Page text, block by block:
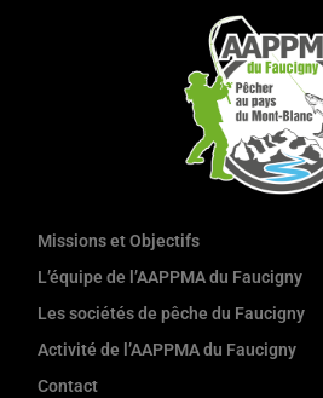
Missions et Objectifs
L’équipe de l’AAPPMA du Faucigny
Les sociétés de pêche du Faucigny
Activité de l’AAPPMA du Faucigny
Contact